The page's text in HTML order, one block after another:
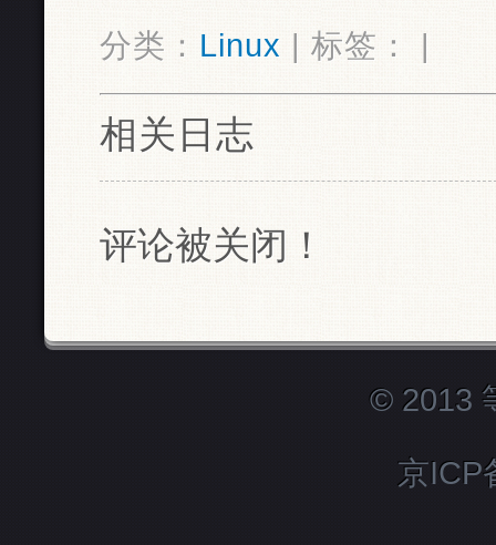
分类： Linux | 标签： |
相关日志
评论被关闭！
© 2013
京ICP